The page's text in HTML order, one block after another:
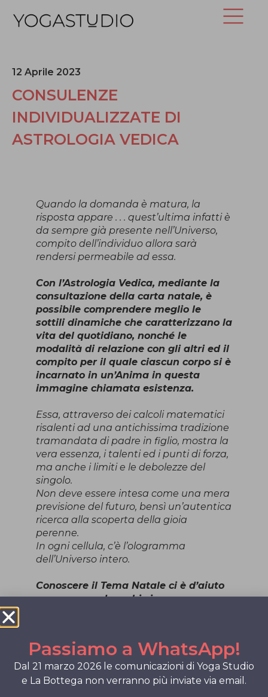
12 Aprile 2023
CONSULENZE
INDIVIDUALIZZATE DI
ASTROLOGIA VEDICA
Quando la domanda è matura, la
risposta appare . . . quest’ultima infatti è
da sempre già presente nell’Universo,
compito dell’individuo allora sarà
rendersi permeabile ad essa.
Con l’Astrologia Vedica, mediante la
consultazione della carta natale, è
possibile comprendere meglio le
sottili dinamiche che caratterizzano la
vita del quotidiano, nonché le
modalità di relazione con gli altri ed il
compito per il quale ciascun corpo si è
incarnato in un’Anima in questa
immagine chiamata esistenza.
Essa, attraverso dei calcoli matematici
risalenti ad una antichissima tradizione
tramandata di padre in figlio, mostra la
vera essenza, i talenti ed i punti di forza,
ma anche i limiti e le debolezze del
singolo.
Non deve essere intesa come una mera
previsione del futuro, bensì un’autentica
ricerca alla scoperta della gioia
perenne.
In ogni cellula, c’è l’ologramma
dell’Universo intero.
Conoscere il Tema Natale ci è d’aiuto
per comprendere chi siamo.
contatto con gli abitanti della foresta di
Wayanad ed i loro più autentici saperi
tribali, ho l’onore di ospitare,
Passiamo a WhatsApp!
Dal 21 marzo 2026 le comunicazioni di Yoga Studio
e La Bottega non verranno più inviate via email.